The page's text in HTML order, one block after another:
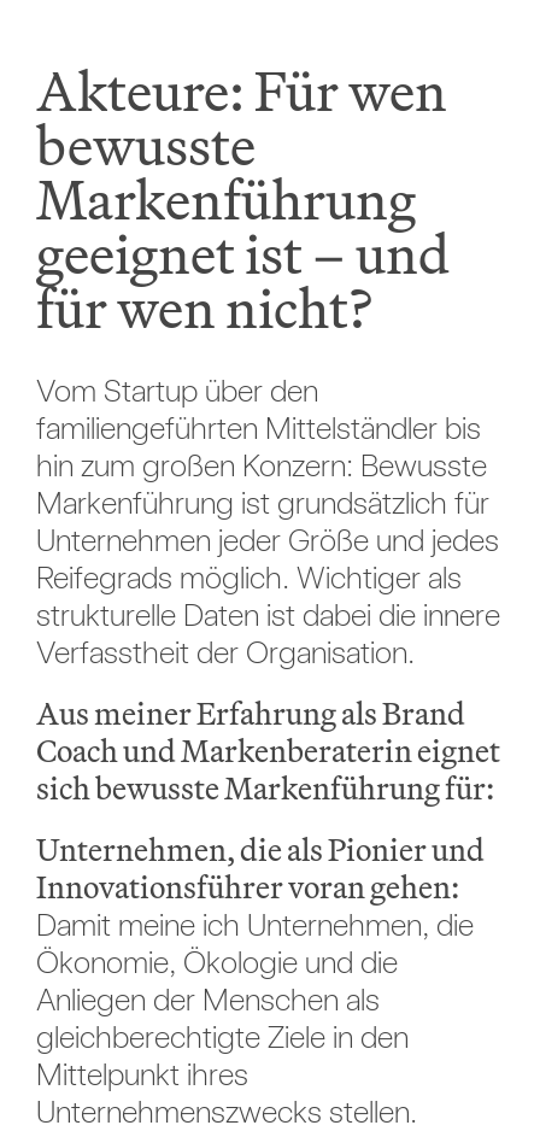
Akteure: Für wen
bewusste
Markenführung
geeignet ist – und
für wen nicht?
Vom Startup über den
familiengeführten Mittelständler bis
hin zum großen Konzern: Bewusste
Markenführung ist grundsätzlich für
Unternehmen jeder Größe und jedes
Reifegrads möglich. Wichtiger als
strukturelle Daten ist dabei die innere
Verfasstheit der Organisation.
Aus meiner Erfahrung als Brand
Coach und Markenberaterin eignet
sich bewusste Markenführung für:
Unternehmen, die als Pionier und
Innovationsführer voran gehen:
Damit meine ich Unternehmen, die
Ökonomie, Ökologie und die
Anliegen der Menschen als
gleichberechtigte Ziele in den
Mittelpunkt ihres
Unternehmenszwecks stellen.